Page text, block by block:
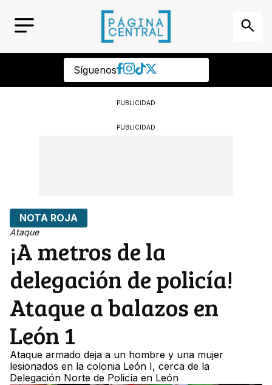
Síguenos
PUBLICIDAD
PUBLICIDAD
NOTA ROJA
Ataque
¡A metros de la
delegación de policía!
Ataque a balazos en
León 1
Ataque armado deja a un hombre y una mujer
lesionados en la colonia León I, cerca de la
Delegación Norte de Policía en León